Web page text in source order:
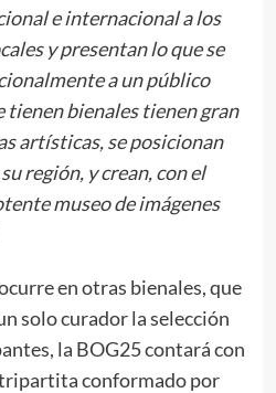
e internacional a los
y presentan lo que se
a un público
tienen bienales tienen gran
artísticas, se posicionan
región, y crean, con el
museo de imágenes
en otras bienales, que
solo curador la selección
la BOG25 contará con
conformado por